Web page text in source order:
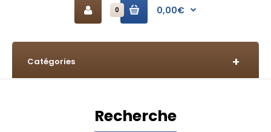
0 0,00€
Catégories
Recherche